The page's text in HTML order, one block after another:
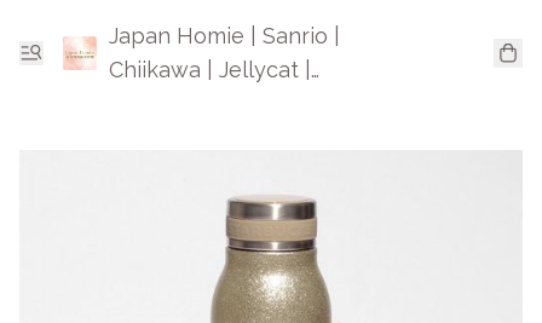
Japan Homie | Sanrio |
Chiikawa | Jellycat |